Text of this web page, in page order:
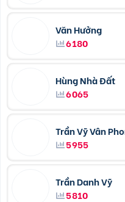
Văn Hưởng
6180
Hùng Nhà Đất
6065
Trần Vỹ Vân
5955
Trần Danh Vỹ
5810